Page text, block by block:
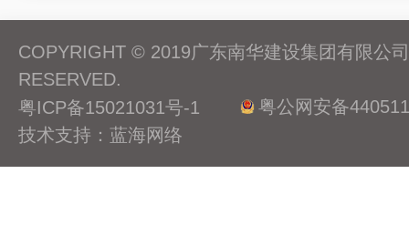
COPYRIGHT © 2019广东南华建设集团有限公
RESERVED.
粤ICP备15021031号-1
粤公网安备
技术支持：蓝海网络